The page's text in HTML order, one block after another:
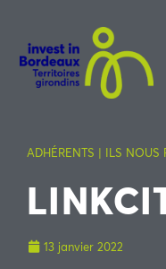
ADHÉRENTS | ILS NOUS
13 janvier 2022